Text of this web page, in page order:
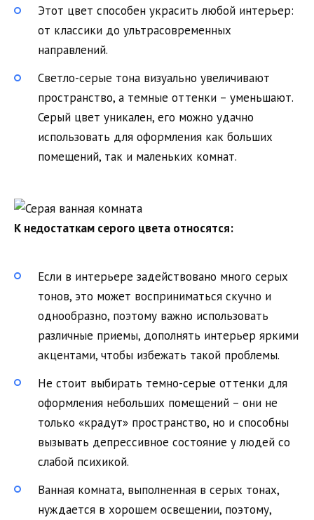
Этот цвет способен украсить любой интерьер:
от классики до ультрасовременных
направлений.
Светло-серые тона визуально увеличивают
пространство, а темные оттенки – уменьшают.
Серый цвет уникален, его можно удачно
использовать для оформления как больших
помещений, так и маленьких комнат.
К недостаткам серого цвета относятся:
Если в интерьере задействовано много серых
тонов, это может восприниматься скучно и
однообразно, поэтому важно использовать
различные приемы, дополнять интерьер яркими
акцентами, чтобы избежать такой проблемы.
Не стоит выбирать темно-серые оттенки для
оформления небольших помещений – они не
только «крадут» пространство, но и способны
вызывать депрессивное состояние у людей со
слабой психикой.
Ванная комната, выполненная в серых тонах,
нуждается в хорошем освещении, поэтому,